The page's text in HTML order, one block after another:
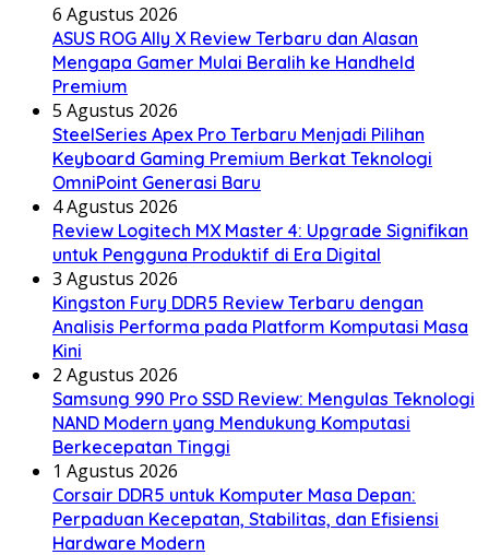
6 Agustus 2026
ASUS ROG Ally X Review Terbaru dan Alasan
Mengapa Gamer Mulai Beralih ke Handheld
Premium
5 Agustus 2026
SteelSeries Apex Pro Terbaru Menjadi Pilihan
Keyboard Gaming Premium Berkat Teknologi
OmniPoint Generasi Baru
4 Agustus 2026
Review Logitech MX Master 4: Upgrade Signifikan
untuk Pengguna Produktif di Era Digital
3 Agustus 2026
Kingston Fury DDR5 Review Terbaru dengan
Analisis Performa pada Platform Komputasi Masa
Kini
2 Agustus 2026
Samsung 990 Pro SSD Review: Mengulas Teknologi
NAND Modern yang Mendukung Komputasi
Berkecepatan Tinggi
1 Agustus 2026
Corsair DDR5 untuk Komputer Masa Depan:
Perpaduan Kecepatan, Stabilitas, dan Efisiensi
Hardware Modern